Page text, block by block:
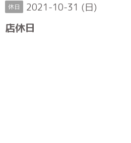
休日 2021-10-31 (日)
店休日